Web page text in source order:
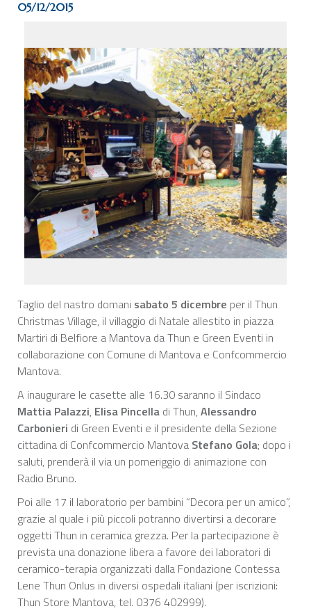
05/12/2015
Taglio del nastro domani sabato 5 dicembre per il Thun
Christmas Village, il villaggio di Natale allestito in piazza
Martiri di Belfiore a Mantova da Thun e Green Eventi in
collaborazione con Comune di Mantova e Confcommercio
Mantova.
A inaugurare le casette alle 16.30 saranno il Sindaco
Mattia Palazzi, Elisa Pincella di Thun,Alessandro
Carbonieri di Green Eventi e il presidente della Sezione
cittadina di Confcommercio Mantova Stefano Gola; dopo i
saluti, prenderà il via un pomeriggio di animazione con
Radio Bruno.
Poi alle 17 il laboratorio per bambini “Decora per un amico”,
grazie al quale i più piccoli potranno divertirsi a decorare
oggetti Thun in ceramica grezza. Per la partecipazione è
prevista una donazione libera a favore dei laboratori di
ceramico-terapia organizzati dalla Fondazione Contessa
Lene Thun Onlus in diversi ospedali italiani (per iscrizioni:
Thun Store Mantova, tel. 0376 402999).